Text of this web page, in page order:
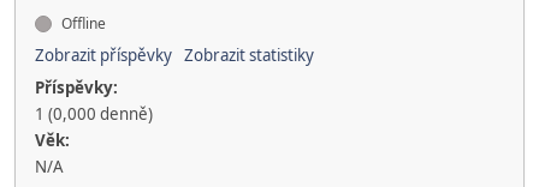
Offline
Zobrazit příspěvky Zobrazit statistiky
Příspěvky:
1 (0,000 denně)
Věk:
N/A